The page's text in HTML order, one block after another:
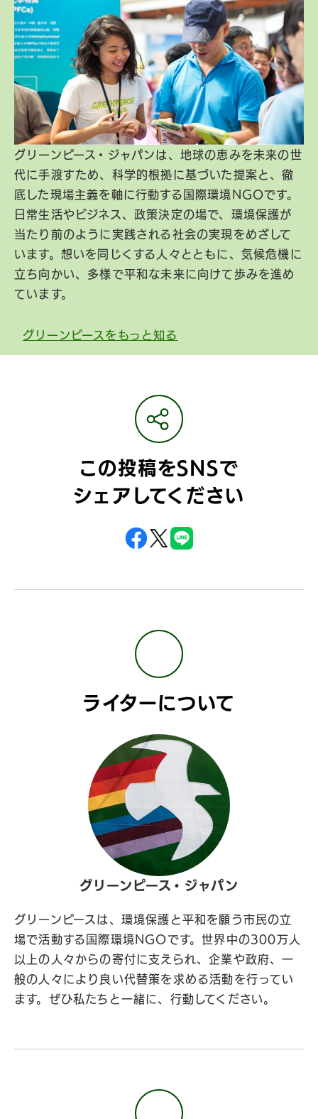
グリーンピース・ジャパンは、地球の恵みを未来の世
代に手渡すため、科学的根拠に基づいた提案と、徹
底した現場主義を軸に行動する国際環境NGOです。
日常生活やビジネス、政策決定の場で、環境保護が
当たり前のように実践される社会の実現をめざして
います。想いを同じくする人々とともに、気候危機に
立ち向かい、多様で平和な未来に向けて歩みを進め
ています。
グリーンピースをもっと知る
この投稿をSNSで
シェアしてください
ライターについて
グリーンピース・ジャパン
グリーンピースは、環境保護と平和を願う市民の立
場で活動する国際環境NGOです。世界中の300万人
以上の人々からの寄付に支えられ、企業や政府、一
般の人々により良い代替策を求める活動を行ってい
ます。ぜひ私たちと一緒に、行動してください。